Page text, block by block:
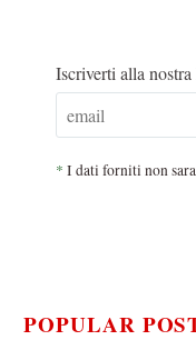
Iscriverti alla
* I dati forniti non
POPULAR